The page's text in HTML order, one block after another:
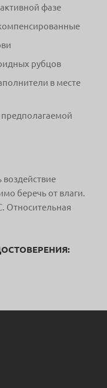
фазе
рубцов
в месте
воздействие
беречь от влаги.
Относительная